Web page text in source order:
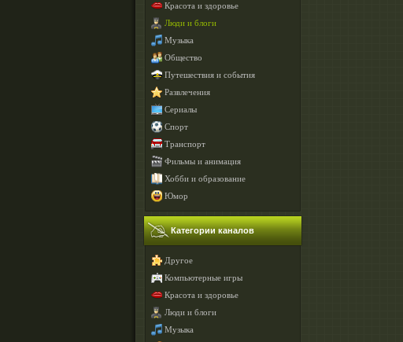
Красота и здоровье
Люди и блоги
Музыка
Общество
Путешествия и события
Развлечения
Сериалы
Спорт
Транспорт
Фильмы и анимация
Хобби и образование
Юмор
Категории каналов
Другое
Компьютерные игры
Красота и здоровье
Люди и блоги
Музыка